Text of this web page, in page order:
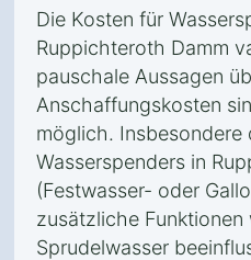
Die Kosten für
Ruppichteroth Damm
pauschale Aussagen
Anschaffungskosten
möglich. Insbesondere
Wasserspenders in
(Festwasser- oder
zusätzliche Funktionen
Sprudelwasser